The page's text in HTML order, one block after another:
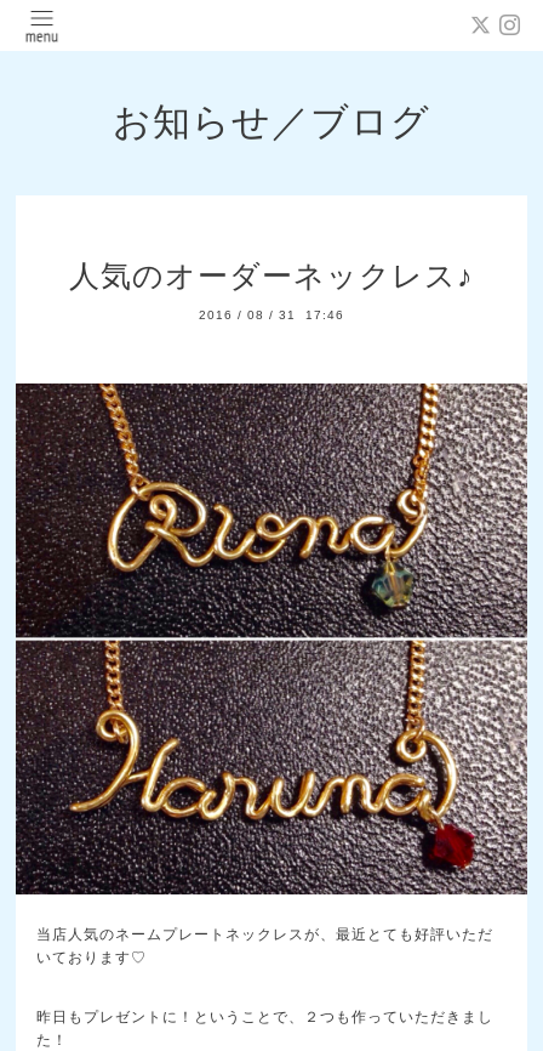
お知らせ／ブログ
人気のオーダーネックレス♪
2016 / 08 / 31 17:46
当店人気のネームプレートネックレスが、最近とても好評いただ
いております♡
昨日もプレゼントに！ということで、２つも作っていただきまし
た！